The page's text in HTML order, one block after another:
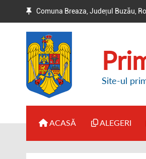
Comuna Breaza, Județul Buzău,
Site-ul
ACASĂ ALEGERI
● BIROUL